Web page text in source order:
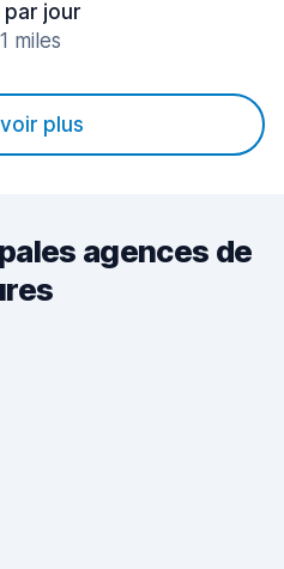
jour
miles
plus
agences de